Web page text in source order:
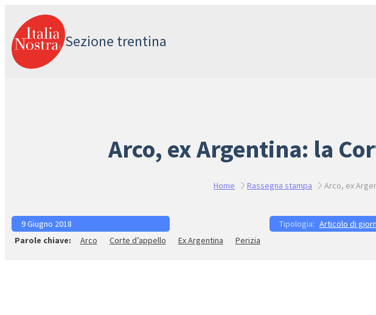
al
contenuto
Sezione trentina
Arco, ex Argentina: la
Home Rassegna stampa Arco, ex
9 Giugno 2018 Articolo di
Arco
Corte d’appello Ex Argentina Perizia